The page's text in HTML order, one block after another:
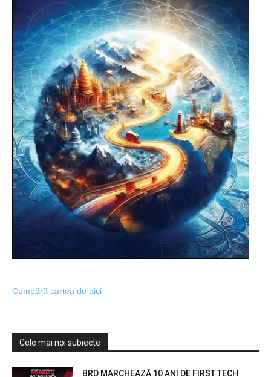
Cumpără cartea de aici
Cele mai noi subiecte
BRD MARCHEAZĂ 10 ANI DE FIRST TECH